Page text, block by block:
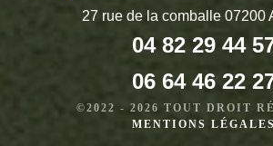
27 rue de la comballe 07200
04 82 29 44
06 64 46 22
©2022 - 2026 TOUT DROIT
MENTIONS LÉGALES